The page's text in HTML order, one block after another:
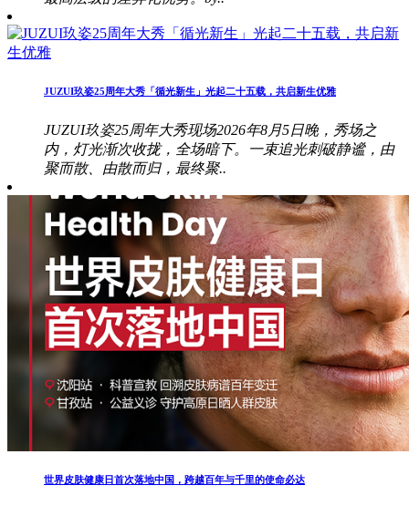
JUZUI玖姿25周年大秀「循光新生」光起二十五载，共启新生优雅
JUZUI玖姿25周年大秀现场2026年8月5日晚，秀场之
内，灯光渐次收拢，全场暗下。一束追光刺破静谧，由
聚而散、由散而归，最终聚..
世界皮肤健康日首次落地中国，跨越百年与千里的使命必达